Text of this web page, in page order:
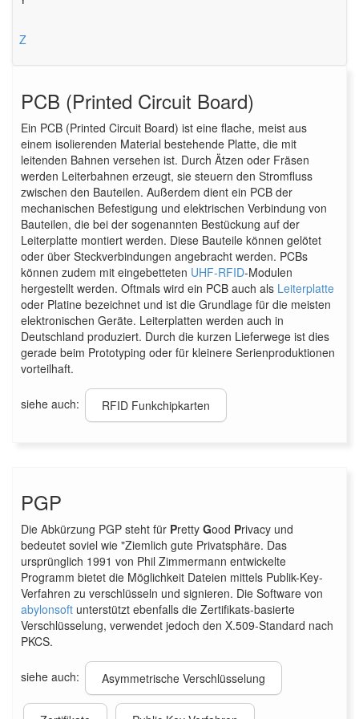
Z
PCB (Printed Circuit Board)
Ein PCB (Printed Circuit Board) ist eine flache, meist aus
einem isolierenden Material bestehende Platte, die mit
leitenden Bahnen versehen ist. Durch Ätzen oder Fräsen
werden Leiterbahnen erzeugt, sie steuern den Stromfluss
zwischen den Bauteilen. Außerdem dient ein PCB der
mechanischen Befestigung und elektrischen Verbindung von
Bauteilen, die bei der sogenannten Bestückung auf der
Leiterplatte montiert werden. Diese Bauteile können gelötet
oder über Steckverbindungen angebracht werden. PCBs
können zudem mit eingebetteten UHF-RFID-Modulen
hergestellt werden. Oftmals wird ein PCB auch als Leiterplatte
oder Platine bezeichnet und ist die Grundlage für die meisten
elektronischen Geräte. Leiterplatten werden auch in
Deutschland produziert. Durch die kurzen Lieferwege ist dies
gerade beim Prototyping oder für kleinere Serienproduktionen
vorteilhaft.
siehe auch: RFID Funkchipkarten
PGP
Die Abkürzung PGP steht für Pretty Good Privacy und
bedeutet soviel wie "Ziemlich gute Privatsphäre. Das
ursprünglich 1991 von Phil Zimmermann entwickelte
Programm bietet die Möglichkeit Dateien mittels Publik-Key-
Verfahren zu verschlüsseln und signieren. Die Software von
abylonsoft unterstützt ebenfalls die Zertifikats-basierte
Verschlüsselung, verwendet jedoch den X.509-Standard nach
PKCS.
siehe auch: Asymmetrische Verschlüsselung